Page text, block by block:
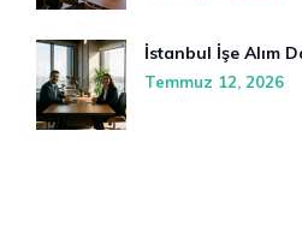
İstanbul İşe Alım
Temmuz 12, 2026